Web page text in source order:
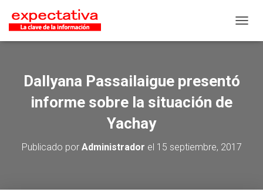
Dallyana Passailaigue presentó
informe sobre la situación de
Yachay
Publicado por Administrador el 15 septiembre, 2017